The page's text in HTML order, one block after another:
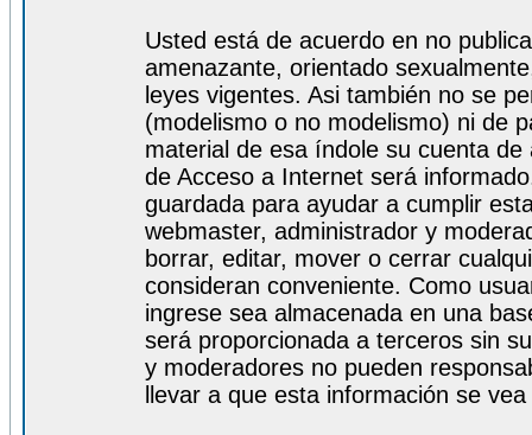
Usted está de acuerdo en no
amenazante, orientado
leyes vigentes. Asi también no se
(modelismo o no modelismo) ni de
material de esa índole su cuenta
de Acceso a Internet será
guardada para ayudar a cumplir
webmaster, administrador y
borrar, editar, mover o cerrar
consideran conveniente. Como
ingrese sea almacenada en una
será proporcionada a terceros sin
y moderadores no pueden
llevar a que esta información se